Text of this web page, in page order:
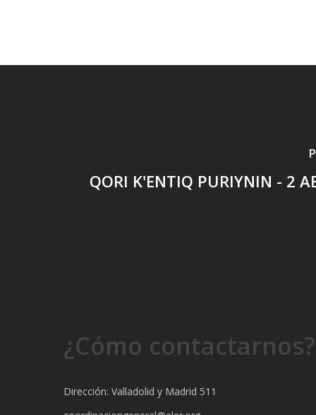
QORI K'ENTIQ PURIYNIN - 2
¿Cómo contactarnos?
Dirección: Valladolid y Madrid 511